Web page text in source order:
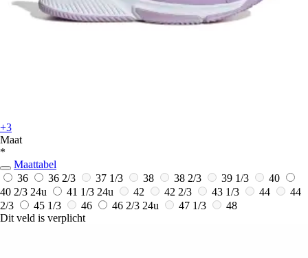
+3
Maat
*
Maattabel
36
36 2/3 37 1/3 38 38 2/3 39 1/3
40
40 2/3 24u 41 1/3 24u 42 42 2/3 43 1/3 44
44
2/3
45 1/3 46 46 2/3 24u 47 1/3
48
Dit veld is verplicht